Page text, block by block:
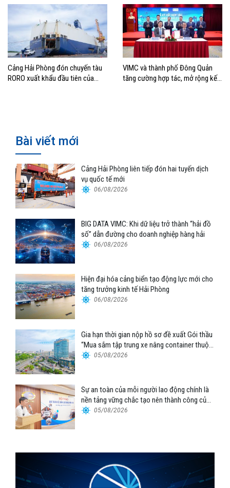
Cảng Hải Phòng đón chuyến tàu
RORO xuất khẩu đầu tiên của
VIMC và thành phố Đông Quản
tăng cường hợp tác, mở rộng kết
Bài viết mới
Cảng Hải Phòng liên tiếp đón hai tuyến dịch
vụ quốc tế mới
06/08/2026
BIG DATA VIMC: Khi dữ liệu trở thành “hải đồ
số” dẫn đường cho doanh nghiệp hàng hải
06/08/2026
Hiện đại hóa cảng biển tạo động lực mới cho
tăng trưởng kinh tế Hải Phòng
06/08/2026
Gia hạn thời gian nộp hồ sơ đề xuất Gói thầu
“Mua sắm tập trung xe nâng container thuộc
Tổng công ty Hàng hải Việt Nam – CTCP”
05/08/2026
Sự an toàn của mỗi người lao động chính là
nền tảng vững chắc tạo nên thành công của
Cảng Đà Nẵng
05/08/2026